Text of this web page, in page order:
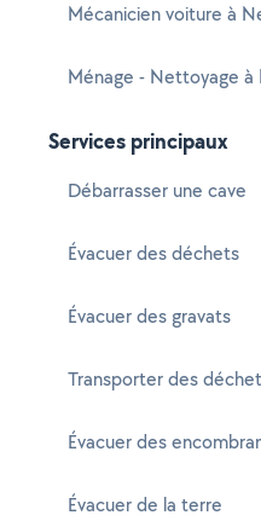
Mécanicien voiture à
Ménage - Nettoyage à
Services principaux
Débarrasser une cave
Évacuer des déchets
Évacuer des gravats
Transporter des
Évacuer des
Évacuer de la terre